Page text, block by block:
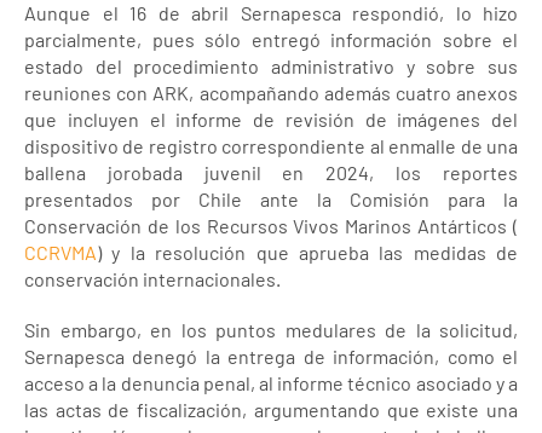
Aunque el 16 de abril Sernapesca respondió, lo hizo
parcialmente, pues sólo entregó información sobre el
estado del procedimiento administrativo y sobre sus
reuniones con ARK, acompañando además cuatro anexos
que incluyen el informe de revisión de imágenes del
dispositivo de registro correspondiente al enmalle de una
ballena jorobada juvenil en 2024, los reportes
presentados por Chile ante la Comisión para la
Conservación de los Recursos Vivos Marinos Antárticos (
CCRVMA) y la resolución que aprueba las medidas de
conservación internacionales.
Sin embargo, en los puntos medulares de la solicitud,
Sernapesca denegó la entrega de información, como el
acceso a la denuncia penal, al informe técnico asociado y a
las actas de fiscalización, argumentando que existe una